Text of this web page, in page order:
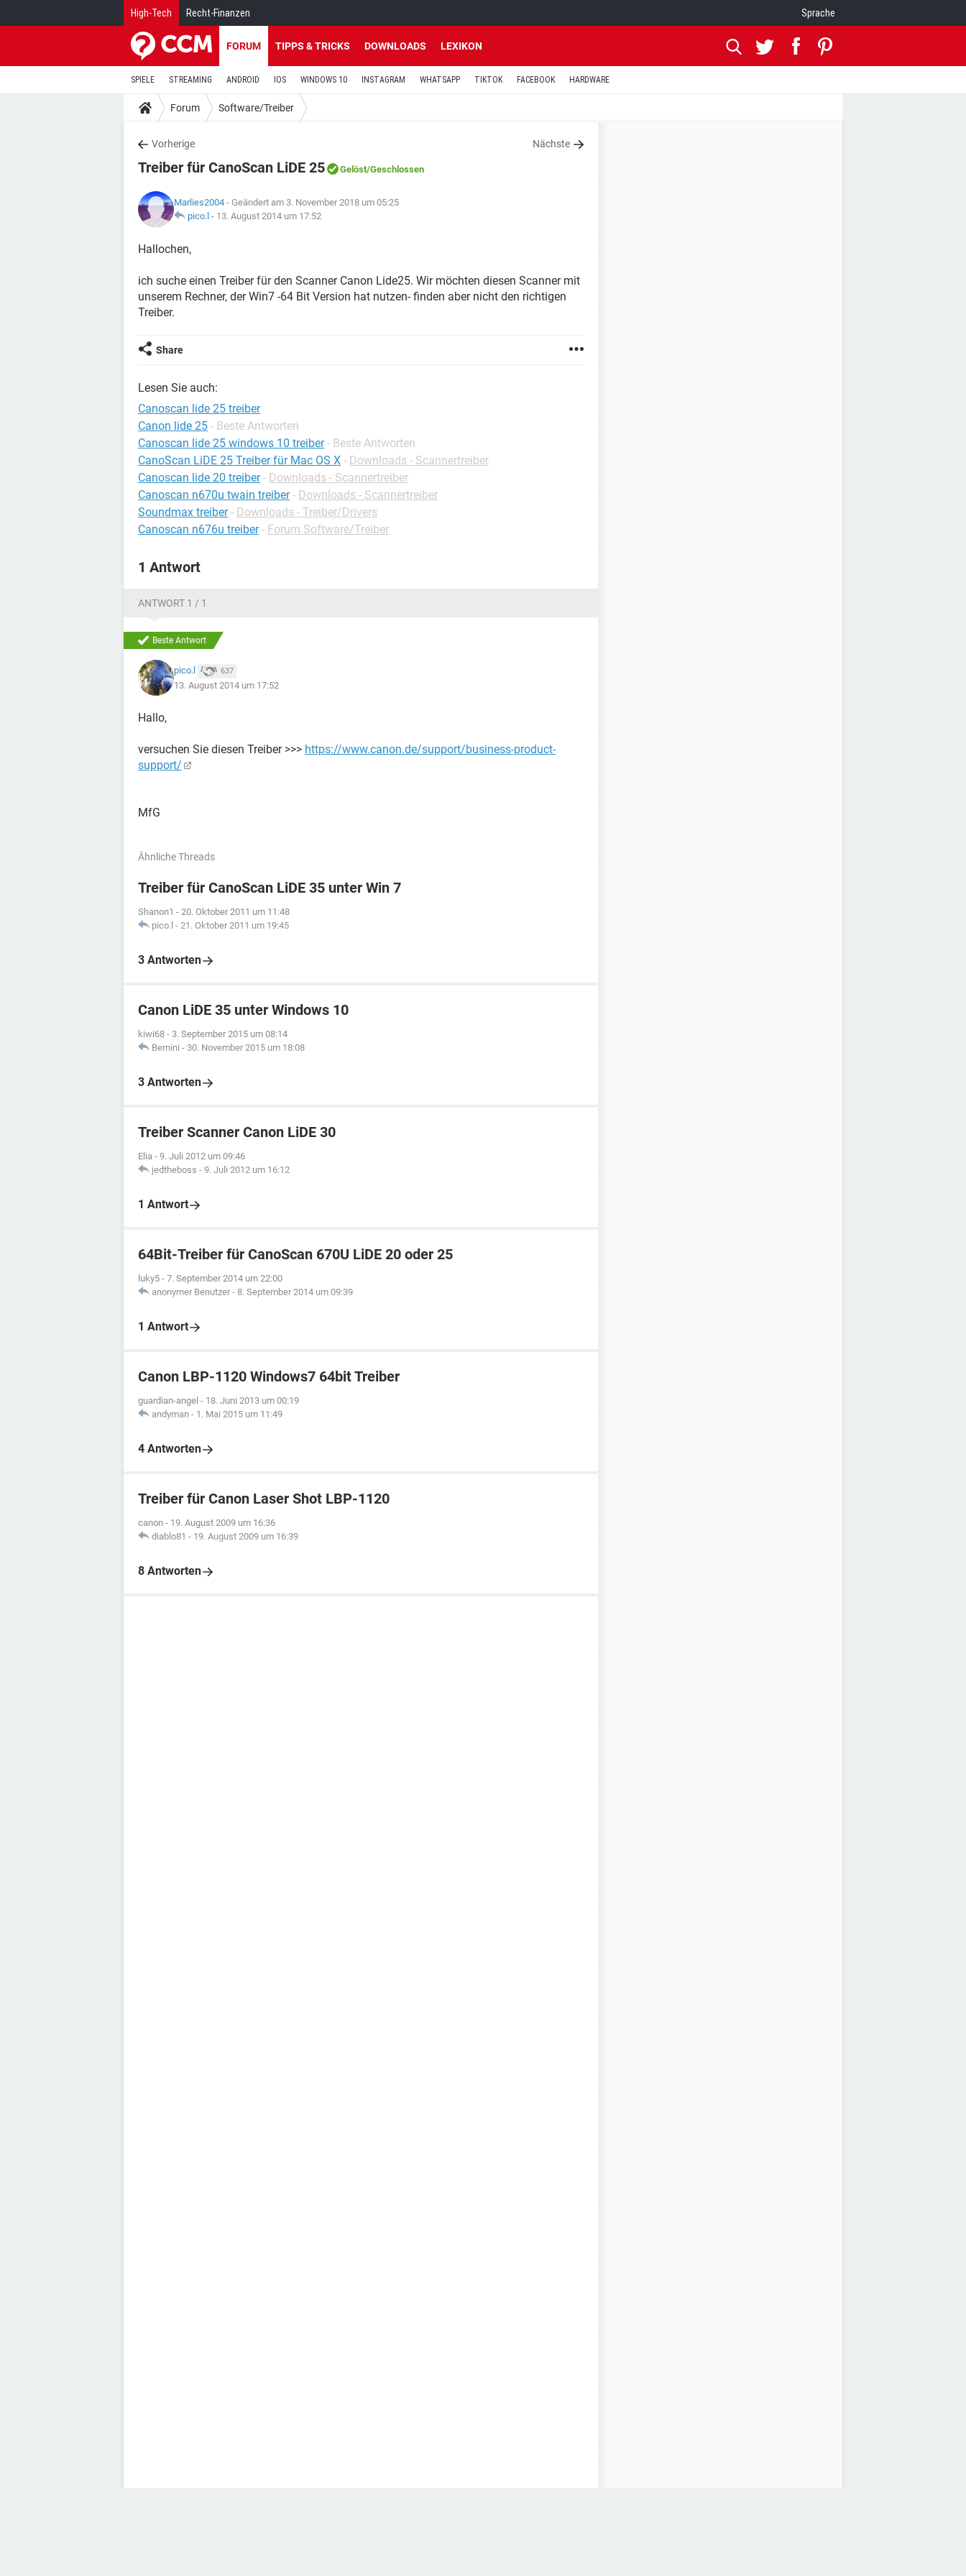
High-Tech Recht-Finanzen Sprache
FORUM TIPPS & TRICKS DOWNLOADS LEXIKON
SPIELE STREAMING ANDROID IOS WINDOWS 10 INSTAGRAM WHATSAPP TIKTOK FACEBOOK HARDWARE
Forum Software/Treiber
Vorherige Nächste
Treiber für CanoScan LiDE 25 Gelöst/Geschlossen
Marlies2004 - Geändert am 3. November 2018 um 05:25
pico.l - 13. August 2014 um 17:52
Hallochen,
ich suche einen Treiber für den Scanner Canon Lide25. Wir möchten diesen Scanner mit
unserem Rechner, der Win7 -64 Bit Version hat nutzen- finden aber nicht den richtigen
Treiber.
Share
Lesen Sie auch:
Canoscan lide 25 treiber
Canon lide 25 - Beste Antworten
Canoscan lide 25 windows 10 treiber - Beste Antworten
CanoScan LiDE 25 Treiber für Mac OS X - Downloads - Scannertreiber
Canoscan lide 20 treiber - Downloads - Scannertreiber
Canoscan n670u twain treiber - Downloads - Scannertreiber
Soundmax treiber - Downloads - Treiber/Drivers
Canoscan n676u treiber - Forum Software/Treiber
1 Antwort
ANTWORT 1 / 1
Beste Antwort
pico.l 637
13. August 2014 um 17:52
Hallo,
versuchen Sie diesen Treiber >>> https://www.canon.de/support/business-product-
support/
MfG
Ähnliche Threads
Treiber für CanoScan LiDE 35 unter Win 7
Shanon1 - 20. Oktober 2011 um 11:48
pico.l - 21. Oktober 2011 um 19:45
3 Antworten
Canon LiDE 35 unter Windows 10
kiwi68 - 3. September 2015 um 08:14
Bernini - 30. November 2015 um 18:08
3 Antworten
Treiber Scanner Canon LiDE 30
Elia - 9. Juli 2012 um 09:46
jedtheboss - 9. Juli 2012 um 16:12
1 Antwort
64Bit-Treiber für CanoScan 670U LiDE 20 oder 25
luky5 - 7. September 2014 um 22:00
anonymer Benutzer - 8. September 2014 um 09:39
1 Antwort
Canon LBP-1120 Windows7 64bit Treiber
guardian-angel - 18. Juni 2013 um 00:19
andyman - 1. Mai 2015 um 11:49
4 Antworten
Treiber für Canon Laser Shot LBP-1120
canon - 19. August 2009 um 16:36
diablo81 - 19. August 2009 um 16:39
8 Antworten